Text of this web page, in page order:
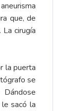
que, de
cirugía
la puerta
se
sacó la